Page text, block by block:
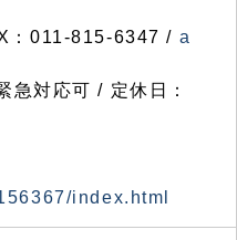
：011-815-6347 / a
対応可 / 定休日：
index.html